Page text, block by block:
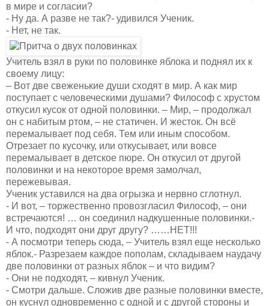
в мире и согласии?
- Ну да. А разве не так?- удивился Ученик.
- Нет, не так.
Учитель взял в руки по половинке яблока и поднял их к
своему лицу:
– Вот две свеженькие души сходят в мир. А как мир
поступает с человеческими душами? Философ с хрустом
откусил кусок от одной половинки. – Мир, – продолжал
он с набитым ртом, – не статичен. И жесток. Он всё
перемалывает под себя. Тем или иным способом.
Отрезает по кусочку, или откусывает, или вовсе
перемалывает в детское пюре. Он откусил от другой
половинки и на некоторое время замолчал,
пережевывая.
Ученик уставился на два огрызка и нервно сглотнул.
- И вот, – торжественно провозгласил Философ, – они
встречаются! … он соединил надкушенные половинки.-
И что, подходят они друг другу? ……HET!!!
- А посмотри теперь сюда, – Учитель взял еще несколько
яблок.- Разрезаем каждое пополам, складываем наудачу
две половинки от разных яблок – и что видим?
- Они не подходят, – кивнул Ученик.
- Смотри дальше. Сложив две разные половинки вместе,
он куснул одновременно с одной и с другой стороны и